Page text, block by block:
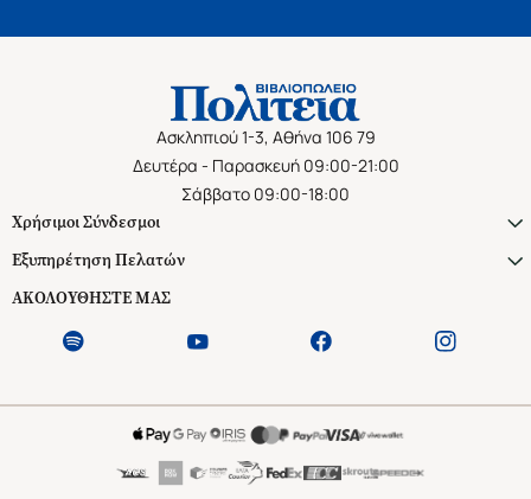
Ασκληπιού 1-3, Αθήνα 106 79
Δευτέρα - Παρασκευή 09:00-21:00
Σάββατο 09:00-18:00
Χρήσιμοι Σύνδεσμοι
Εξυπηρέτηση Πελατών
ΑΚΟΛΟΥΘΗΣΤΕ ΜΑΣ